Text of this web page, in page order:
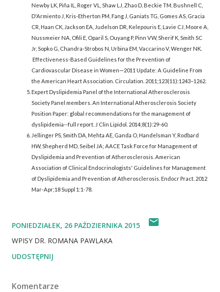
Newby LK, Piña IL, Roger VL, Shaw LJ, Zhao D, Beckie TM, Bushnell C,
D'Armiento J, Kris-Etherton PM, Fang J, Ganiats TG, Gomes AS, Gracia
CR, Haan CK, Jackson EA, Judelson DR, Kelepouris E, Lavie CJ, Moore A,
Nussmeier NA, Ofili E, Oparil S, Ouyang P, Pinn VW, Sherif K, Smith SC
Jr, Sopko G, Chandra-Strobos N, Urbina EM, Vaccarino V, Wenger NK.
Effectiveness-Based Guidelines for the Prevention of
Cardiovascular Disease in Women—2011 Update: A Guideline From
the American Heart Association. Circulation. 2011;123(11):1243–1262.
Expert Dyslipidemia Panel of the International Atherosclerosis
Society Panel members. An International Atherosclerosis Society
Position Paper: global recommendations for the management of
dyslipidemia--full report. J Clin Lipidol. 2014;8(1):29-60.
Jellinger PS, Smith DA, Mehta AE, Ganda O, Handelsman Y, Rodbard
HW, Shepherd MD, Seibel JA; AACE Task Force for Management of
Dyslipidemia and Prevention of Atherosclerosis. American
Association of Clinical Endocrinologists' Guidelines for Management
of Dyslipidemia and Prevention of Atherosclerosis. Endocr Pract. 2012
Mar-Apr;18 Suppl 1:1-78.
PONIEDZIAŁEK, 26 PAŹDZIERNIKA 2015
WPISY DR. ROMANA PAWLAKA
UDOSTĘPNIJ
Komentarze